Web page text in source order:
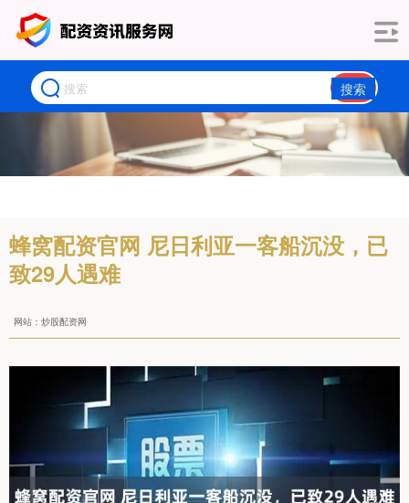
搜索
蜂窝配资官网 尼日利亚一客船沉没，已
致29人遇难
网站：炒股配资网